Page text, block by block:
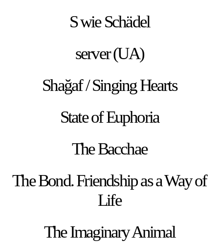
S wie Schädel
server (UA)
Shağaf / Singing Hearts
State of Euphoria
The Bacchae
The Bond. Friendship as a Way of
Life
The Imaginary Animal